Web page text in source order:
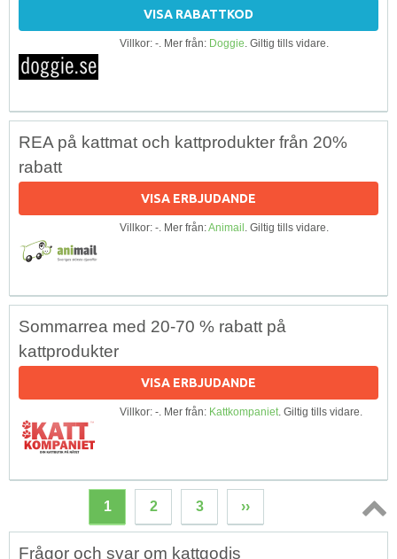
VISA RABATTKOD
Villkor: -. Mer från: Doggie. Giltig tills vidare.
REA på kattmat och kattprodukter från 20%
rabatt
VISA ERBJUDANDE
Villkor: -. Mer från:Animail. Giltig tills vidare.
Sommarrea med 20-70 % rabatt på
kattprodukter
VISA ERBJUDANDE
Villkor: -. Mer från: Kattkompaniet. Giltig tills vidare.
1 2 3 ››
Topp
Frågor och svar om kattgodis